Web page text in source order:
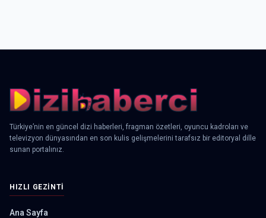
Türkiye’nin en güncel dizi haberleri, fragman özetleri, oyuncu kadroları ve
televizyon dünyasından en son kulis gelişmelerini tarafsız bir editoryal dille
sunan portalınız.
HIZLI GEZINTI
Ana Sayfa